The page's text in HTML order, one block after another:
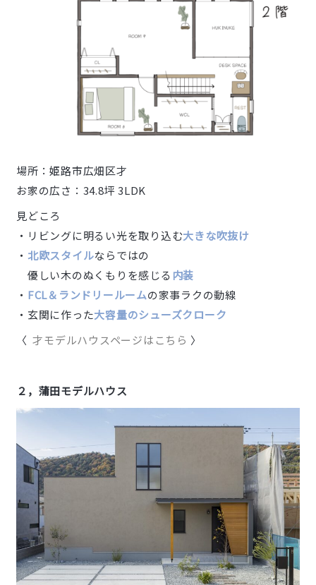
場所：姫路市広畑区才
お家の広さ：34.8坪 3LDK
見どころ
・リビングに明るい光を取り込む大きな吹抜け
・ 北欧スタイルならではの
優しい木のぬくもりを感じる 内装
・ FCL＆ランドリールームの家事ラクの動線
・玄関に作った大容量のシューズクローク
〈才モデルハウスページはこちら 〉
２，蒲田モデルハウス